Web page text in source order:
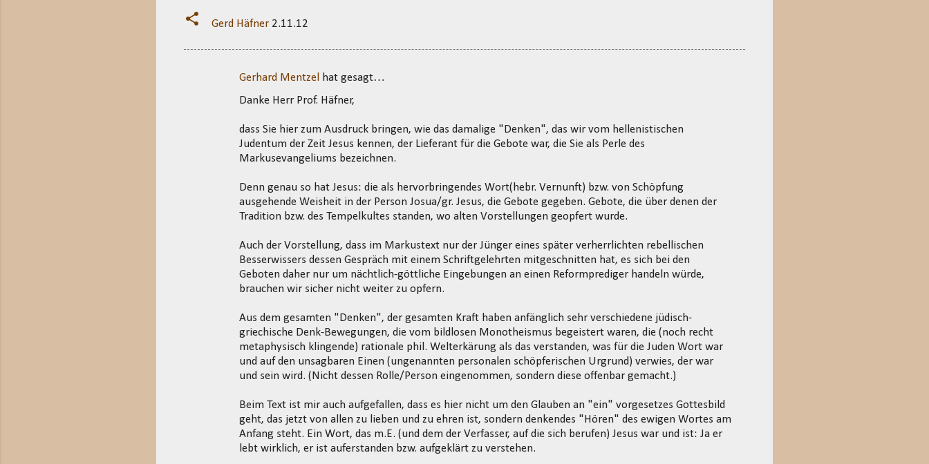
Gerd Häfner 2.11.12
Gerhard Mentzel
hat gesagt…
Danke Herr Prof. Häfner,
dass Sie hier zum Ausdruck bringen, wie das damalige "Denken", das wir vom hellenistischen
Judentum der Zeit Jesus kennen, der Lieferant für die Gebote war, die Sie als Perle des
Markusevangeliums bezeichnen.
Denn genau so hat Jesus: die als hervorbringendes Wort(hebr. Vernunft) bzw. von Schöpfung
ausgehende Weisheit in der Person Josua/gr. Jesus, die Gebote gegeben. Gebote, die über denen der
Tradition bzw. des Tempelkultes standen, wo alten Vorstellungen geopfert wurde.
Auch der Vorstellung, dass im Markustext nur der Jünger eines später verherrlichten rebellischen
Besserwissers dessen Gespräch mit einem Schriftgelehrten mitgeschnitten hat, es sich bei den
Geboten daher nur um nächtlich-göttliche Eingebungen an einen Reformprediger handeln würde,
brauchen wir sicher nicht weiter zu opfern.
Aus dem gesamten "Denken", der gesamten Kraft haben anfänglich sehr verschiedene jüdisch-
griechische Denk-Bewegungen, die vom bildlosen Monotheismus begeistert waren, die (noch recht
metaphysisch klingende) rationale phil. Welterkärung als das verstanden, was für die Juden Wort war
und auf den unsagbaren Einen (ungenannten personalen schöpferischen Urgrund) verwies, der war
und sein wird. (Nicht dessen Rolle/Person eingenommen, sondern diese offenbar gemacht.)
Beim Text ist mir auch aufgefallen, dass es hier nicht um den Glauben an "ein" vorgesetzes Gottesbild
geht, das jetzt von allen zu lieben und zu ehren ist, sondern denkendes "Hören" des ewigen Wortes am
Anfang steht. Ein Wort, das m.E. (und dem der Verfasser, auf die sich berufen) Jesus war und ist: Ja er
lebt wirklich, er ist auferstanden bzw. aufgeklärt zu verstehen.